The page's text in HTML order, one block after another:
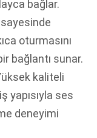
bağlar.
sayesinde
oturmasını
bağlantı sunar.
kaliteli
yapısıyla ses
deneyimi